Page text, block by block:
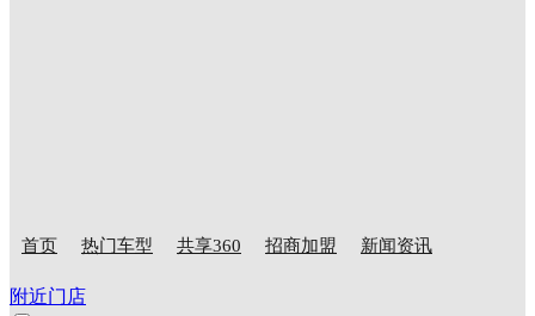
首页 热门车型 共享360 招商加盟 新闻资讯
附近门店